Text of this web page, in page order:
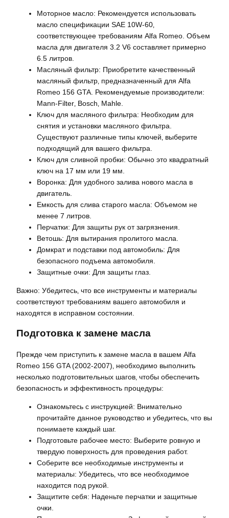
Моторное масло: Рекомендуется использовать
масло спецификации SAE 10W-60‚
соответствующее требованиям Alfa Romeo. Объем
масла для двигателя 3.2 V6 составляет примерно
6.5 литров.
Масляный фильтр: Приобретите качественный
масляный фильтр‚ предназначенный для Alfa
Romeo 156 GTA. Рекомендуемые производители:
Mann-Filter‚ Bosch‚ Mahle.
Ключ для масляного фильтра: Необходим для
снятия и установки масляного фильтра.
Существуют различные типы ключей‚ выберите
подходящий для вашего фильтра.
Ключ для сливной пробки: Обычно это квадратный
ключ на 17 мм или 19 мм.
Воронка: Для удобного залива нового масла в
двигатель.
Емкость для слива старого масла: Объемом не
менее 7 литров.
Перчатки: Для защиты рук от загрязнения.
Ветошь: Для вытирания пролитого масла.
Домкрат и подставки под автомобиль: Для
безопасного подъема автомобиля.
Защитные очки: Для защиты глаз.
Важно: Убедитесь‚ что все инструменты и материалы
соответствуют требованиям вашего автомобиля и
находятся в исправном состоянии.
Подготовка к замене масла
Прежде чем приступить к замене масла в вашем Alfa
Romeo 156 GTA (2002-2007)‚ необходимо выполнить
несколько подготовительных шагов‚ чтобы обеспечить
безопасность и эффективность процедуры:
Ознакомьтесь с инструкцией: Внимательно
прочитайте данное руководство и убедитесь‚ что вы
понимаете каждый шаг.
Подготовьте рабочее место: Выберите ровную и
твердую поверхность для проведения работ.
Соберите все необходимые инструменты и
материалы: Убедитесь‚ что все необходимое
находится под рукой.
Защитите себя: Наденьте перчатки и защитные
очки.